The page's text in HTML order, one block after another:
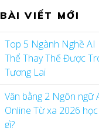
BÀI VIẾT MỚI
Top 5 Ngành Nghề AI
Thể Thay Thế Được
Tương Lai
Văn bằng 2 Ngôn ngữ
Online Từ xa 2026
gì?